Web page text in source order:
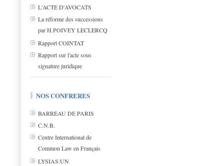
L'ACTE D'AVOCATS
La réforme des successions
par H.POIVEY LECLERCQ
Rapport COINTAT
Rapport sur l'acte sous
signature juridique
NOS CONFRERES
BARREAU DE PARIS
C.N.B.
Centre International de
Common Law en Français
LYSIAS:UN